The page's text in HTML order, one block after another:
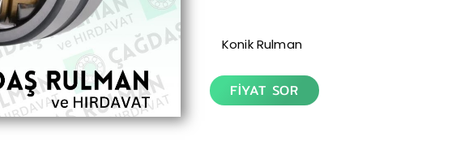
Konik Rulman
FİYAT SOR